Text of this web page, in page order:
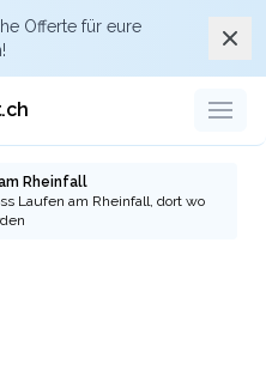
Offerte für eure
Rheinfall
Laufen am Rheinfall, dort wo